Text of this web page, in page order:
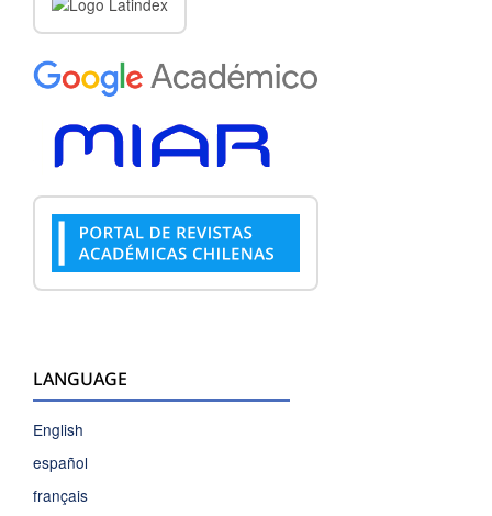
LANGUAGE
English
español
français